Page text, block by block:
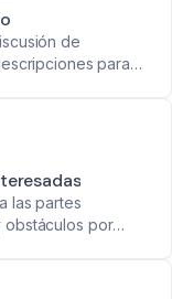
de
para
las partes
obstáculos por